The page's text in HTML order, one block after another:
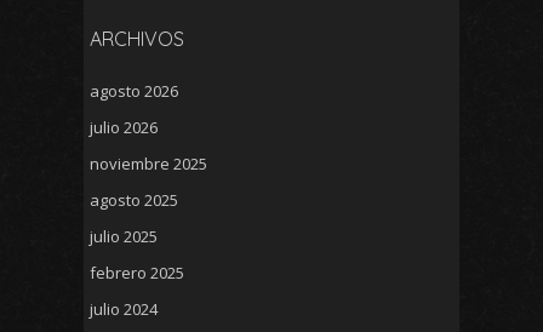
ARCHIVOS
agosto 2026
julio 2026
noviembre 2025
agosto 2025
julio 2025
febrero 2025
julio 2024